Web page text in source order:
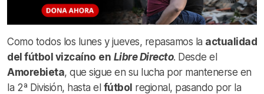
Como todos los lunes y jueves, repasamos la actualidad
del fútbol vizcaíno en Libre Directo. Desde el
Amorebieta, que sigue en su lucha por mantenerse en
la 2ª División, hasta el fútbol regional, pasando por la